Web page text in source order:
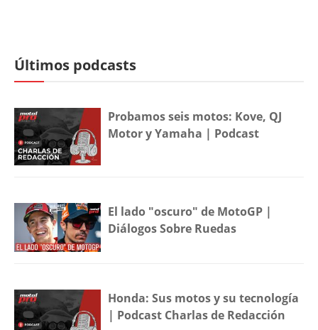
Últimos podcasts
Probamos seis motos: Kove, QJ
Motor y Yamaha | Podcast
El lado "oscuro" de MotoGP |
Diálogos Sobre Ruedas
Honda: Sus motos y su tecnología
| Podcast Charlas de Redacción